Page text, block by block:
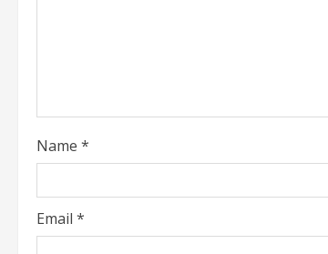
n
g
Name *
Email *